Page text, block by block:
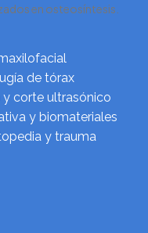
en osteosíntesis.
de tórax
y corte ultrasónico
y biomateriales
y trauma